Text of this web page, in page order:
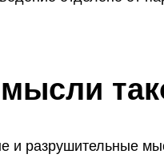
разрушительные